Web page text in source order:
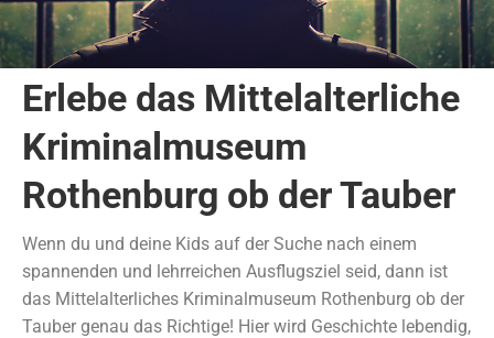
Erlebe das Mittelalterliche
Kriminalmuseum
Rothenburg ob der Tauber
Wenn du und deine Kids auf der Suche nach einem
spannenden und lehrreichen Ausflugsziel seid, dann ist
das Mittelalterliches Kriminalmuseum Rothenburg ob der
Tauber genau das Richtige! Hier wird Geschichte lebendig,